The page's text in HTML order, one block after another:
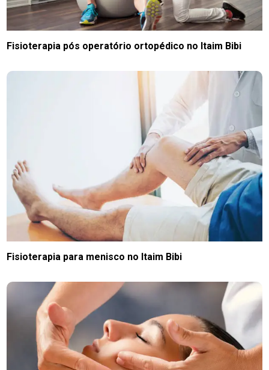
Fisioterapia pós operatório ortopédico no Itaim Bibi
Fisioterapia para menisco no Itaim Bibi